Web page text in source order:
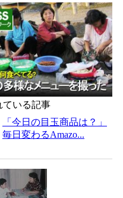
いる記事
「今日の目玉商品は？」
毎日変わるAmazo...